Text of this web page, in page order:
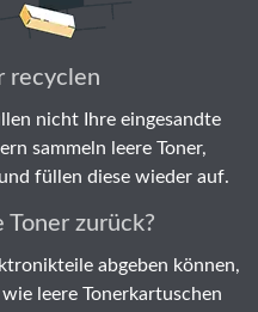
recyclen
nicht Ihre eingesandte
sammeln leere Toner,
füllen diese wieder auf.
zurück?
abgeben können,
leere Tonerkartuschen